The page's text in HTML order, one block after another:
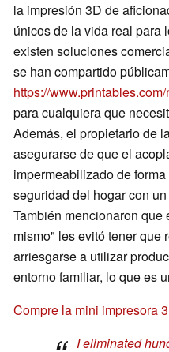
la impresión 3D de
únicos de la vida real para
existen soluciones
se han compartido
https://
para cualquiera que
Además, el propietario de
asegurarse de que el
impermeabilizado de
seguridad del hogar con
También mencionaron
mismo" les evitó tener que
arriesgarse a utilizar
entorno familiar, lo que es
Compre la mini impresora
I eliminated